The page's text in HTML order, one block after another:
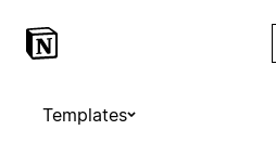
Templates